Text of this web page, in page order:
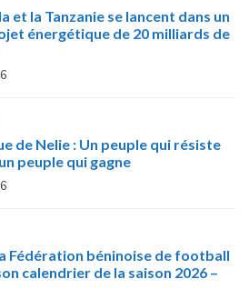
et la Tanzanie se lancent dans un
énergétique de 20 milliards de
de Nelie : Un peuple qui résiste
peuple qui gagne
Fédération béninoise de football
calendrier de la saison 2026 –